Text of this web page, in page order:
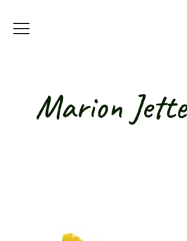
Alle Kurse